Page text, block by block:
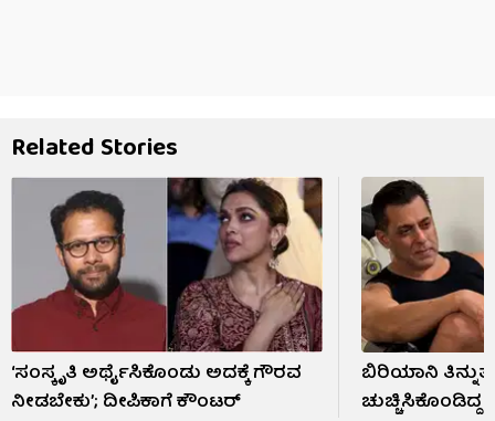
Related Stories
‘ಸಂಸ್ಕೃತಿ ಅರ್ಥೈಸಿಕೊಂಡು ಅದಕ್ಕೆ ಗೌರವ
ನೀಡಬೇಕು’; ದೀಪಿಕಾಗೆ ಕೌಂಟರ್
ಬಿರಿಯಾನಿ